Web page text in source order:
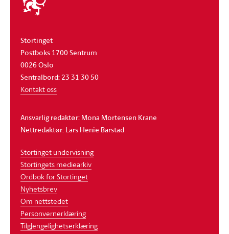
stortinget
Stortinget
Postboks 1700 Sentrum
0026 Oslo
Sentralbord: 23 31 30 50
Kontakt oss
Ansvarlig redaktør: Mona Mortensen Krane
Nettredaktør: Lars Henie Barstad
Stortinget undervisning
Stortingets mediearkiv
Ordbok for Stortinget
Nyhetsbrev
Om nettstedet
Personvernerklæring
Tilgjengelighetserklæring